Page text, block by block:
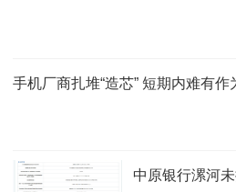
手机厂商扎堆“造芯” 短期内难有作
中原银行漯河